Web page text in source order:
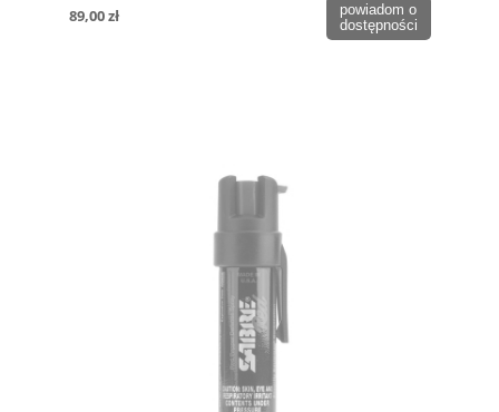
89,00 zł
powiadom o
dostępności